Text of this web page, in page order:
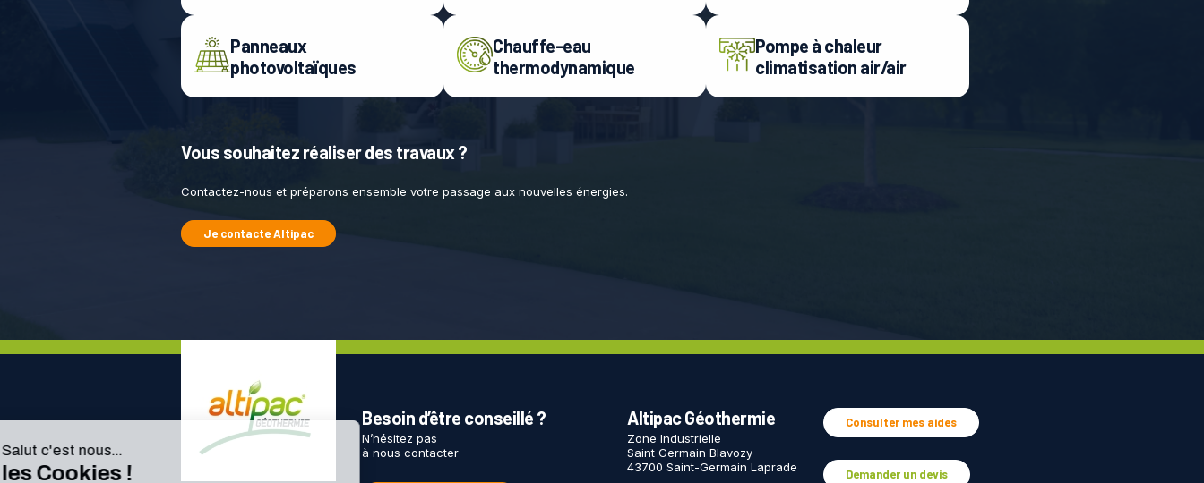
Panneaux
photovoltaïques
Chauffe-eau
thermodynamique
Pompe à chaleur
climatisation air/air
Vous souhaitez réaliser des travaux ?
Contactez-nous et préparons ensemble votre passage aux nouvelles énergies.
Je contacte Altipac
Besoin d’être conseillé ?
N’hésitez pas
à nous contacter
Altipac Géothermie
Zone Industrielle
Saint Germain Blavozy
43700 Saint-Germain Laprade
Consulter mes aides
Demander un devis